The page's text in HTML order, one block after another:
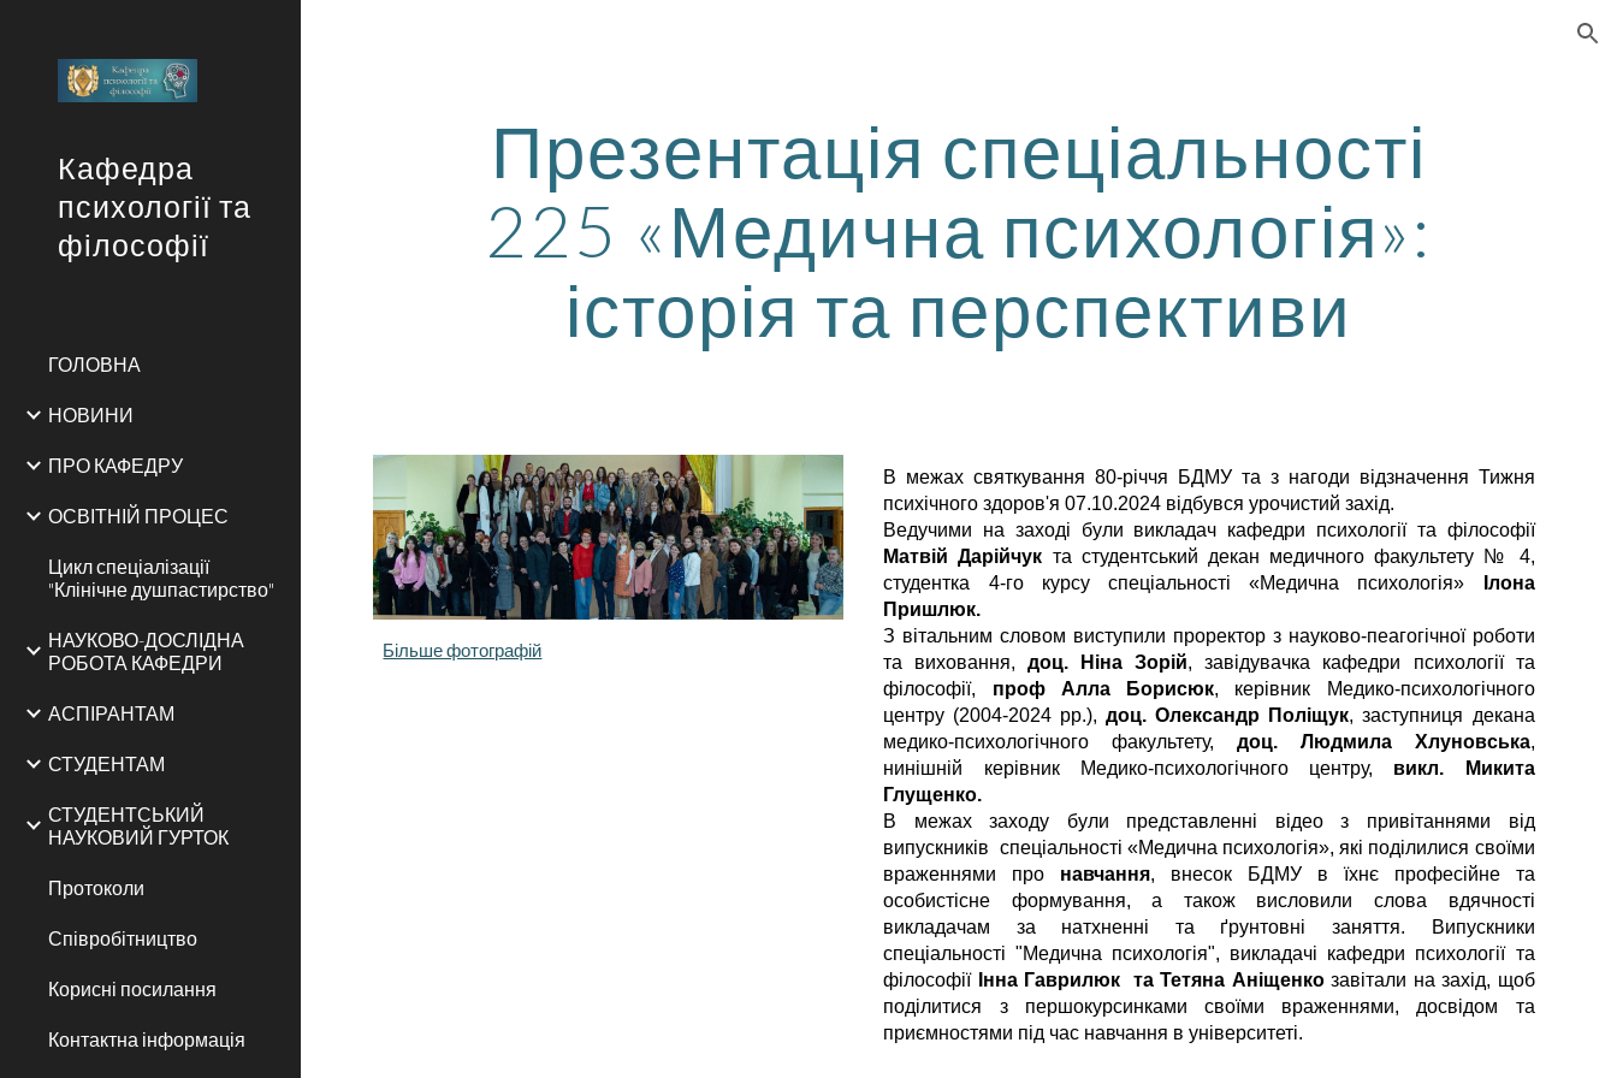
Кафедра
психології та
філософії
ГОЛОВНА
НОВИНИ
ПРО КАФЕДРУ
ОСВІТНІЙ ПРОЦЕС
Цикл спеціалізації
"Клінічне душпастирство"
НАУКОВО-ДОСЛІДНА
РОБОТА КАФЕДРИ
АСПІРАНТАМ
СТУДЕНТАМ
СТУДЕНТСЬКИЙ
НАУКОВИЙ ГУРТОК
Протоколи
Співробітництво
Корисні посилання
Контактна інформація
Презентація спеціальності
225 «Медична психологія»:
історія та перспективи
Більше фотографій
В межах святкування 80-річчя БДМУ та з нагоди відзначення Тижня
психічного здоров'я 07.10.2024 відбувся урочистий захід.
Ведучими на заході були викладач кафедри психології та філософії
Матвій Дарійчук та студентський декан медичного факультету № 4,
студентка 4-го курсу спеціальності «Медична психологія»
Ілона
Пришлюк.
З вітальним словом виступили проректор з науково-пеагогічної роботи
та виховання,доц. Ніна Зорій, завідувачка кафедри психології та
філософії, проф Алла Борисюк, керівник Медико-психологічного
центру (2004-2024 рр.),доц. Олександр Поліщук, заступниця декана
медико-психологічного факультету, доц. Людмила Хлуновська,
нинішній керівник Медико-психологічного центру, викл. Микита
Глущенко.
В межах заходу були представленні відео з привітаннями від
випускників спеціальності «Медична психологія», які поділилися своїми
враженнями про навчання, внесок БДМУ в їхнє професійне та
особистісне формування, а також висловили слова вдячності
викладачам за натхненні та ґрунтовні заняття. Випускники
спеціальності "Медична психологія", викладачі кафедри психології та
філософії Інна Гаврилюк та Тетяна Аніщенкозавітали на захід, щоб
поділитися з першокурсинками своїми враженнями, досвідом та
приємностями під час навчання в університеті.